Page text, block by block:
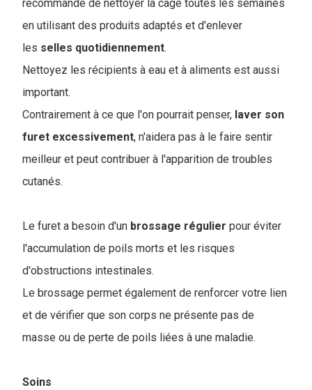
recommandé de nettoyer la cage toutes les semaines
en utilisant des produits adaptés et d'enlever
les selles quotidiennement.
Nettoyez les récipients à eau et à aliments est aussi
important.
Contrairement à ce que l'on pourrait penser, laver son
furet excessivement, n'aidera pas à le faire sentir
meilleur et peut contribuer à l'apparition de troubles
cutanés.
Le furet a besoin d'un brossage régulier pour éviter
l'accumulation de poils morts et les risques
d'obstructions intestinales.
Le brossage permet également de renforcer votre lien
et de vérifier que son corps ne présente pas de
masse ou de perte de poils liées à une maladie.
Soins